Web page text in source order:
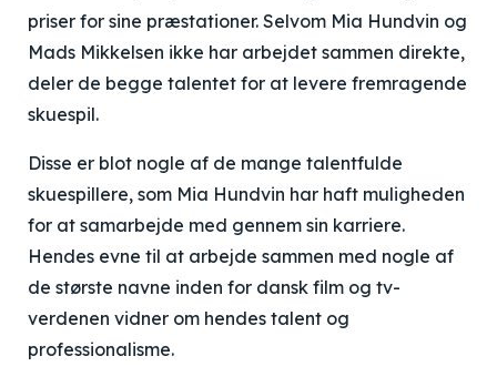
priser for sine præstationer. Selvom Mia Hundvin og
Mads Mikkelsen ikke har arbejdet sammen direkte,
deler de begge talentet for at levere fremragende
skuespil.
Disse er blot nogle af de mange talentfulde
skuespillere, som Mia Hundvin har haft muligheden
for at samarbejde med gennem sin karriere.
Hendes evne til at arbejde sammen med nogle af
de største navne inden for dansk film og tv-
verdenen vidner om hendes talent og
professionalisme.